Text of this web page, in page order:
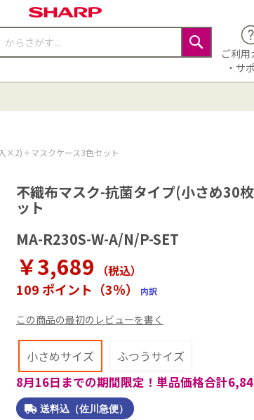
検
ご利用
・サ
×2)＋マスクケース3色セット
不織布マスク-抗菌タイプ(小さめ30
ット
MA-R230S-W-A/N/P-SET
￥3,689 （税込）
109 ポイント（3％） 内訳
この商品の最初のレビューを書く
小さめサイズ
ふつうサイズ
8月16日までの期間限定！単品価格合計
送料込（佐川急便）